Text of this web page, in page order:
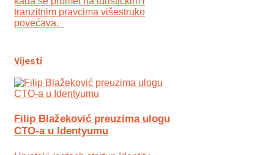
tranzitnim pravcima višestruko
povećava.
Vijesti
Filip Blažeković preuzima ulogu
CTO-a u Identyumu